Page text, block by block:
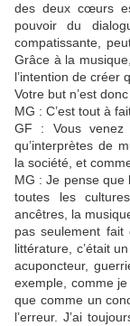
des deux cœurs
pouvoir du
compatissante,
Grâce à la
l’intention de créer
Votre but n’est
MG : C’est tout à
GF : Vous venez
qu’interprètes de
la société, et
MG : Je pense
toutes les
ancêtres, la
pas seulement fait
littérature, c’était
acuponcteur,
exemple, comme
que comme un
l’erreur. J’ai